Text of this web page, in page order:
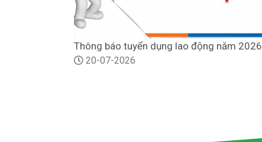
Thông báo tuyển dụng lao động năm 2026
20-07-2026